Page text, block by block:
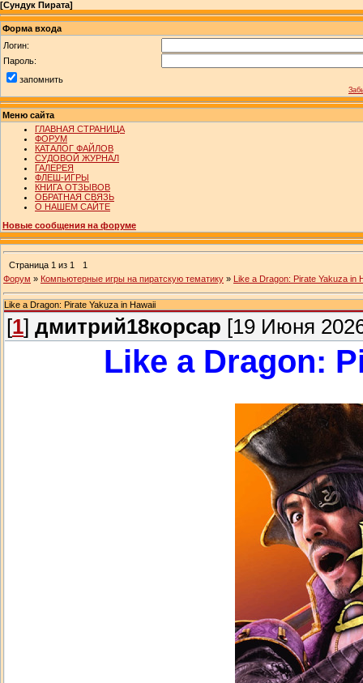
[Сундук Пирата]
Форма входа
Логин:
Пароль:
запомнить
Меню сайта
ГЛАВНАЯ СТРАНИЦА
ФОРУМ
КАТАЛОГ ФАЙЛОВ
СУДОВОЙ ЖУРНАЛ
ГАЛЕРЕЯ
ФЛЕШ-ИГРЫ
КНИГА ОТЗЫВОВ
ОБРАТНАЯ СВЯЗЬ
О НАШЕМ САЙТЕ
Новые сообщения на форуме
Страница 1 из 1
1
Форум » Компьютерные игры на пиратскую тематику » Like a Dragon: Pirate Yakuza in
Like a Dragon: Pirate Yakuza in Hawaii
[1] дмитрий18корсар [19 Июня
Like a Dragon: